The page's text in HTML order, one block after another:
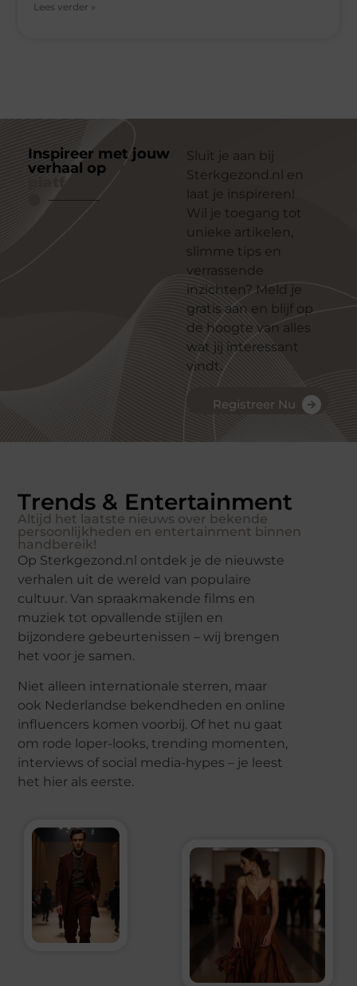
Lees verder »
Inspireer met jouw
verhaal op
Sluit je aan bij
Sterkgezond.nl en
laat je inspireren!
Wil je toegang tot
unieke artikelen,
slimme tips en
verrassende
inzichten? Meld je
gratis aan en blijf op
de hoogte van alles
wat jij interessant
vindt.
Registreer Nu
Trends & Entertainment
Altijd het laatste nieuws over bekende
persoonlijkheden en entertainment binnen
handbereik!
Op Sterkgezond.nl ontdek je de nieuwste
verhalen uit de wereld van populaire
cultuur. Van spraakmakende films en
muziek tot opvallende stijlen en
bijzondere gebeurtenissen – wij brengen
het voor je samen.
Niet alleen internationale sterren, maar
ook Nederlandse bekendheden en online
influencers komen voorbij. Of het nu gaat
om rode loper-looks, trending momenten,
interviews of social media-hypes – je leest
het hier als eerste.